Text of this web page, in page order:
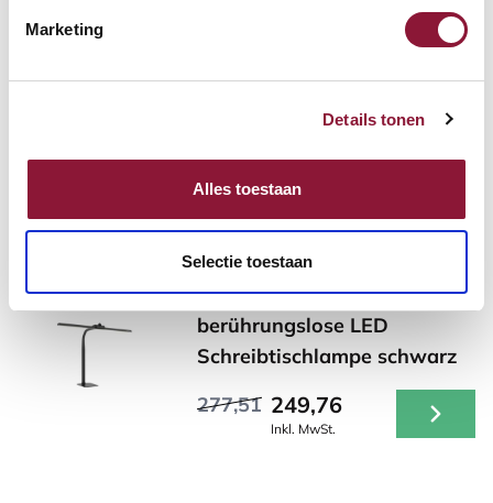
Marketing
Details tonen
Alles toestaan
Selectie toestaan
Andere Produkte, die für Sie
möglicherweise interessant sind!
Broadwing TLC 9100
berührungslose LED
Schreibtischlampe schwarz
277,51 249,76
Inkl. MwSt.